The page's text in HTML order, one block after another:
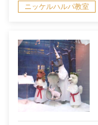
ニッケルハルパ教室